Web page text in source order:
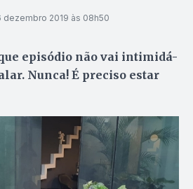
dezembro 2019 às 08h50
episódio não vai intimidá-
Nunca! É preciso estar